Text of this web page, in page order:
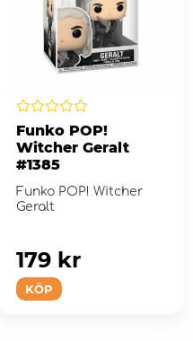
Funko POP!
Witcher Geralt
#1385
Funko POP! Witcher
Geralt
KÖP
179 kr